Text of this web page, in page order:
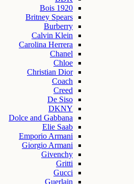
Bois 1920
Britney Spears
Burberry
Calvin Klein
Carolina Herrera
Chanel
Chloe
Christian Dior
Coach
Creed
De Siso
DKNY
Dolce and Gabbana
Elie Saab
Emporio Armani
Giorgio Armani
Givenchy
Gritti
Gucci
Guerlain